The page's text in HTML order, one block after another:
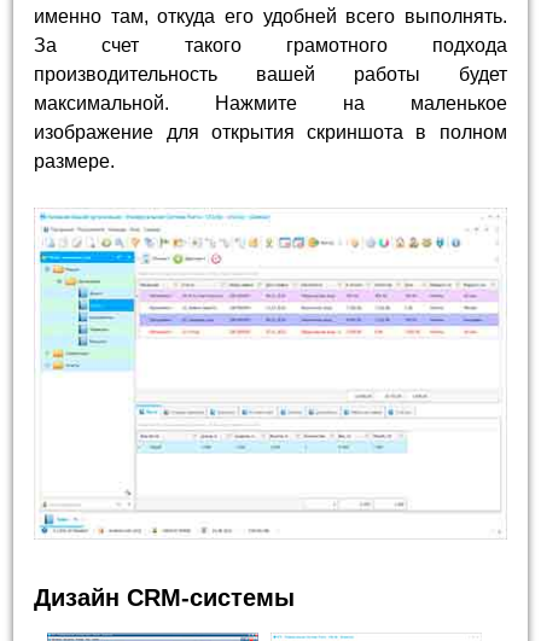
именно там, откуда его удобней всего выполнять.
За счет такого грамотного подхода
производительность вашей работы будет
максимальной. Нажмите на маленькое
изображение для открытия скриншота в полном
размере.
Дизайн CRM-системы